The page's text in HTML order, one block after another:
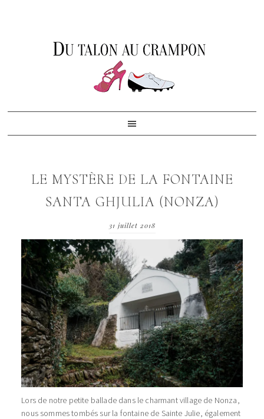
LE MYSTÈRE DE LA FONTAINE
SANTA GHJULIA (NONZA)
31 juillet 2018
Lors de notre petite ballade dans le charmant village de Nonza,
nous sommes tombés sur la fontaine de Sainte Julie, également